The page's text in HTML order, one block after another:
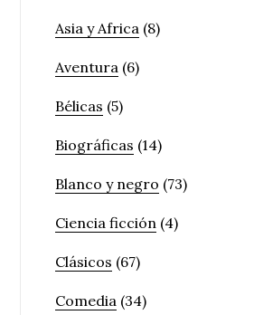
Asia y Africa (8)
Aventura (6)
Bélicas (5)
Biográficas (14)
Blanco y negro (73)
Ciencia ficción (4)
Clásicos (67)
Comedia (34)